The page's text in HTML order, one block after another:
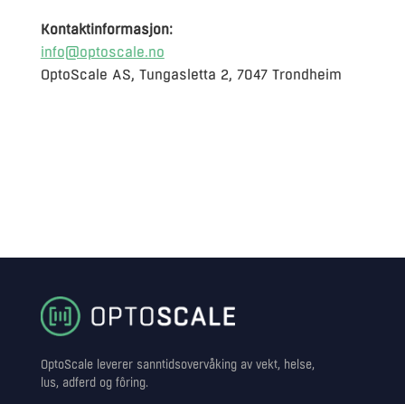
Kontaktinformasjon:
info@optoscale.no
OptoScale AS, Tungasletta 2, 7047 Trondheim
OptoScale leverer sanntidsovervåking av vekt, helse,
lus, adferd og fôring.